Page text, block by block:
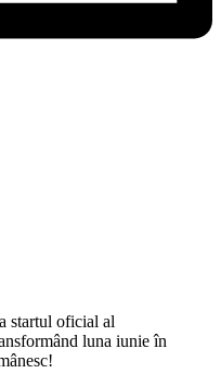
startul oficial al
luna iunie în